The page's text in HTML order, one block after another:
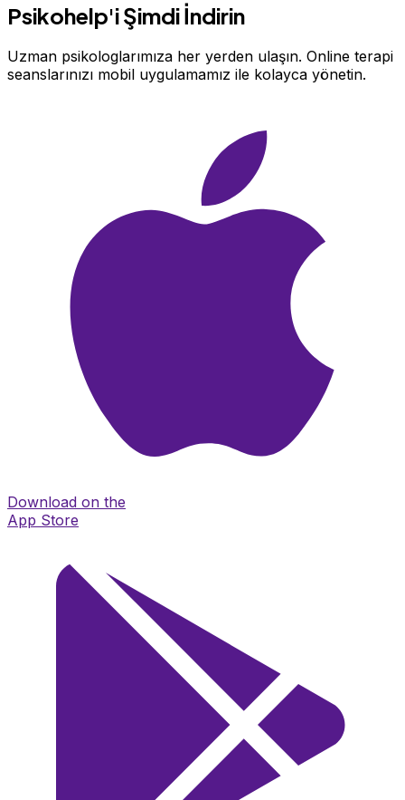
Psikohelp'i Şimdi İndirin
Uzman psikologlarımıza her yerden ulaşın. Online terapi
seanslarınızı mobil uygulamamız ile kolayca yönetin.
Download on the
App Store